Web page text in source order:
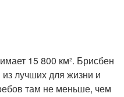
15 800 км². Брисбен
лучших для жизни и
там не меньше, чем